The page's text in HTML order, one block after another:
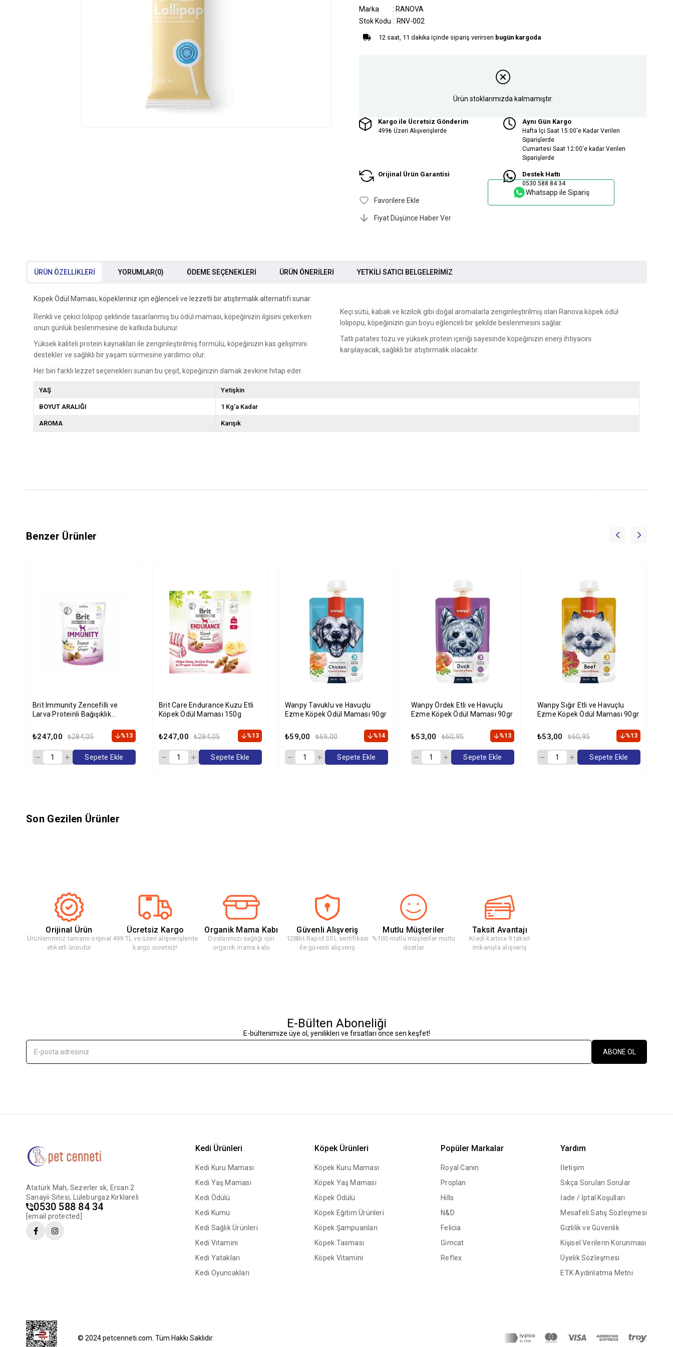
Marka : RANOVA
Stok Kodu
RNV-002
12 saat, 11 dakika içinde sipariş verirsen bugün kargoda
Ürün stoklarımızda kalmamıştır.
Kargo ile Ücretsiz Gönderim
499₺ Üzeri Alışverişlerde
Aynı Gün Kargo
Hafta İçi Saat 15:00'e Kadar Verilen
Siparişlerde
Cumartesi Saat 12:00'e kadar Verilen
Siparişlerde
Orijinal Ürün Garantisi Destek Hattı
0530 588 84 34
Favorilere Ekle
Fiyat Düşünce Haber Ver
Whatsapp ile Sipariş
ÜRÜN ÖZELLIKLERI YORUMLAR(0) ÖDEME SEÇENEKLERI ÜRÜN ÖNERILERI YETKİLİ SATICI BELGELERİMİZ
Köpek Ödül Maması, köpekleriniz için eğlenceli ve lezzetli bir atıştırmalık alternatifi sunar.
Renkli ve çekici lolipop şeklinde tasarlanmış bu ödül maması, köpeğinizin ilgisini çekerken
onun günlük beslenmesine de katkıda bulunur.
Yüksek kaliteli protein kaynakları ile zenginleştirilmiş formülü, köpeğinizin kas gelişimini
destekler ve sağlıklı bir yaşam sürmesine yardımcı olur.
Her biri farklı lezzet seçenekleri sunan bu çeşit, köpeğinizin damak zevkine hitap eder.
Keçi sütü, kabak ve kızılcık gibi doğal aromalarla zenginleştirilmiş olan Ranova köpek ödül
lolipopu, köpeğinizin gün boyu eğlenceli bir şekilde beslenmesini sağlar.
Tatlı patates tozu ve yüksek protein içeriği sayesinde köpeğinizin enerji ihtiyacını
karşılayacak, sağlıklı bir atıştırmalık olacaktır.
YAŞ Yetişkin
BOYUT ARALIĞI 1 Kg'a Kadar
AROMA Karışık
Benzer Ürünler
Brit Immunity Zencefilli ve
Larva Proteinli Bağışıklık
gr
₺247,00 ₺284,05 %13
Sepete Ekle
Brit Care Endurance Kuzu Etli
Köpek Ödül Maması 150g
₺247,00 ₺284,05 %13
Sepete Ekle
Wanpy Tavuklu ve Havuçlu
Ezme Köpek Ödül Maması 90gr
₺59,00 ₺69,00 %14
Sepete Ekle
Wanpy Ördek Etli ve Havuçlu
Ezme Köpek Ödül Maması 90gr
₺53,00 ₺60,95 %13
Sepete Ekle
Wanpy Sığır Etli ve Havuçlu
Ezme Köpek Ödül Maması 90gr
₺53,00 ₺60,95 %13
Sepete Ekle
Son Gezilen Ürünler
Orijinal Ürün
Ürünleriminiz tamamı orijinal
etiketli üründür
Ücretsiz Kargo
499 TL ve üzeri alışverişlerde
kargo ücretsiz!
Organik Mama Kabı
Doslarımızı sağlığı için
organik mama kabı
Güvenli Alışveriş
128Bit Rapid SSL sertifikası
ile güvenli alışveriş
Mutlu Müşteriler
%100 mutlu müşteriler mutlu
dostlar
Taksit Avantajı
Kredi kartına 9 taksit
imkanıyla alışveriş
E-Bülten Aboneliği
E-bültenimize üye ol, yenilikleri ve fırsatları önce sen keşfet!
ABONE OL
Atatürk Mah, Sezerler sk, Ersan 2
Sanayii Sitesi, Lüleburgaz Kırklareli
0530 588 84 34
[email protected]
Kedi Ürünleri
Kedi Kuru Maması
Kedi Yaş Maması
Kedi Ödülü
Kedi Kumu
Kedi Sağlık Ürünleri
Kedi Vitamini
Kedi Yatakları
Kedi Oyuncakları
Köpek Ürünleri
Köpek Kuru Maması
Köpek Yaş Maması
Köpek Ödülü
Köpek Eğitim Ürünleri
Köpek Şampuanları
Köpek Tasması
Köpek Vitamini
Popüler Markalar
Royal Canin
Proplan
Hills
N&D
Felicia
Gimcat
Reflex
Yardım
İletişim
Sıkça Sorulan Sorular
İade / İptal Koşulları
Mesafeli Satış Sözleşmesi
Gizlilik ve Güvenlik
Kişisel Verilerin Korunması
Üyelik Sözleşmesi
ETK Aydınlatma Metni
© 2024 petcenneti.com. Tüm Hakkı Saklıdır.